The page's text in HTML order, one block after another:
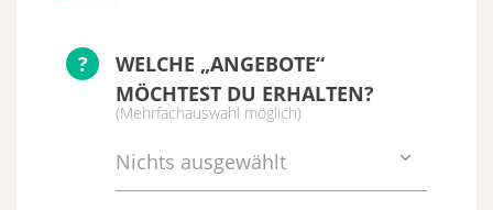
?
WELCHE „ANGEBOTE“
MÖCHTEST DU ERHALTEN?
(Mehrfachauswahl möglich)
Nichts ausgewählt